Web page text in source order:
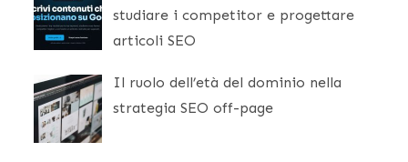
studiare i competitor e progettare
articoli SEO
Il ruolo dell’età del dominio nella
strategia SEO off-page